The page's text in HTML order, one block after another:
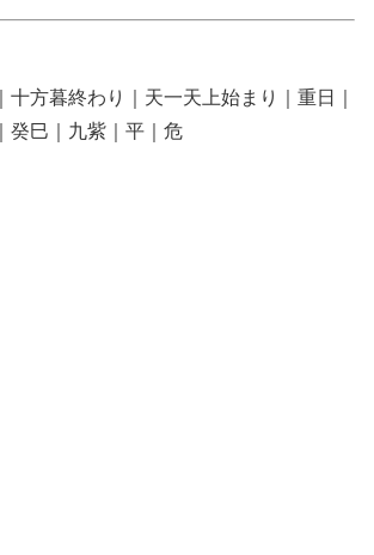
｜十方暮終わり｜天一天上始まり｜重日｜
｜癸巳｜九紫｜平｜危